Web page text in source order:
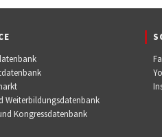
Weiterbildungsdatenbank
Kongressdatenbank